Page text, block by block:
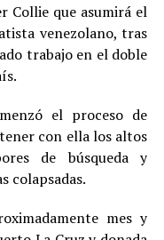
Collie que asumirá el
venezolano, tras
trabajo en el doble
el proceso de
con ella los altos
de búsqueda y
colapsadas.
mes y